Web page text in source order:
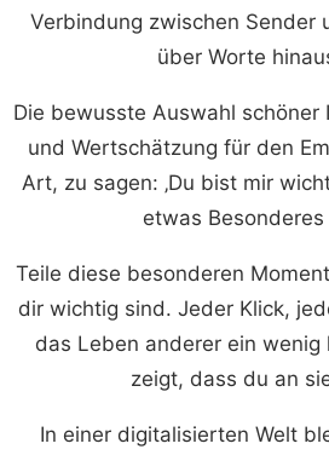
Verbindung zwischen Sender
über Worte
Die bewusste Auswahl schöner
und Wertschätzung für den
Art, zu sagen: ‚Du bist mir
etwas Besonderes
Teile diese besonderen
dir wichtig sind. Jeder Klick,
das Leben anderer ein wenig
zeigt, dass du an
In einer digitalisierten Welt